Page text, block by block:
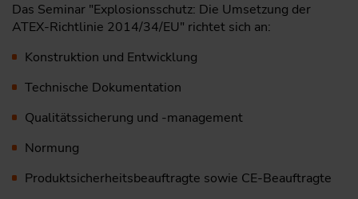
Das Seminar "Explosionsschutz: Die Umsetzung der
ATEX-Richtlinie 2014/34/EU" richtet sich an:
Konstruktion und Entwicklung
Technische Dokumentation
Qualitätssicherung und -management
Normung
Produktsicherheitsbeauftragte sowie CE-Beauftragte